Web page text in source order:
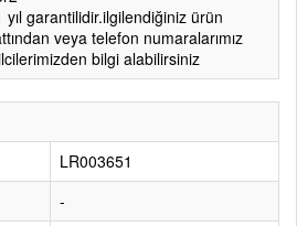
garantilidir.ilgilendiğiniz ürün
veya telefon numaralarımız
bilgi alabilirsiniz
LR003651
-